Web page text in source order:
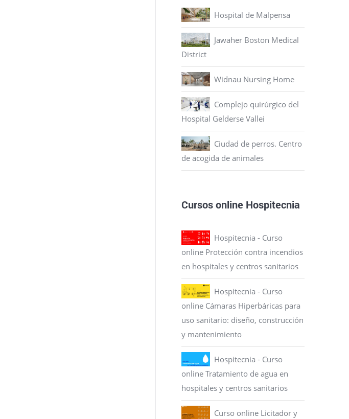
Hospital de Malpensa
Jawaher Boston Medical
District
Widnau Nursing Home
Complejo quirúrgico del
Hospital Gelderse Vallei
Ciudad de perros. Centro
de acogida de animales
Cursos online Hospitecnia
Hospitecnia - Curso
online Protección contra incendios
en hospitales y centros sanitarios
Hospitecnia - Curso
online Cámaras Hiperbáricas para
uso sanitario: diseño, construcción
y mantenimiento
Hospitecnia - Curso
online Tratamiento de agua en
hospitales y centros sanitarios
Curso online Licitador y